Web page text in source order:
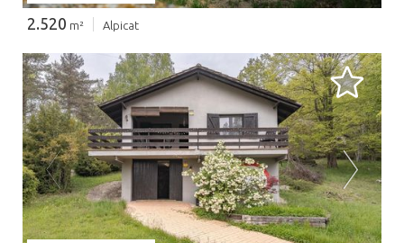
2.520 m² Alpicat
BEZIG MET LADEN...